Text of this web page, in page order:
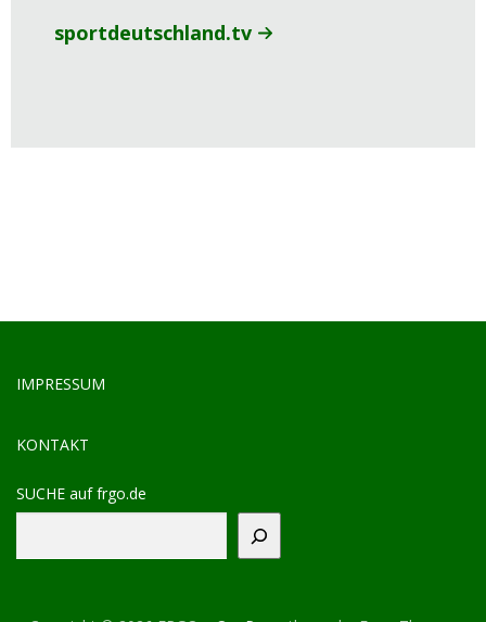
sportdeutschland.tv
IMPRESSUM
KONTAKT
SUCHE auf frgo.de